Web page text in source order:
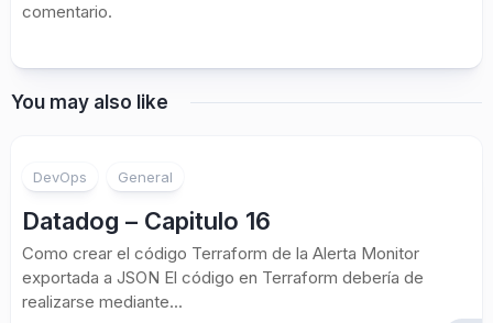
comentario.
You may also like
DevOps General
Datadog – Capitulo 16
Como crear el código Terraform de la Alerta Monitor
exportada a JSON El código en Terraform debería de
realizarse mediante...